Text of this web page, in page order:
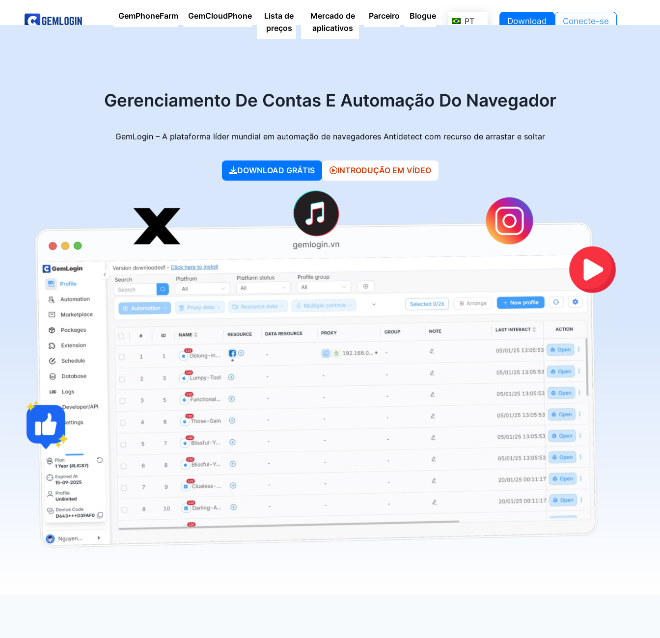
GemPhoneFarm GemCloudPhone
Lista de
preços
Mercado de
aplicativos
Parceiro Blogue
PT Download Conecte-se
Gerenciamento De Contas E Automação Do Navegador
GemLogin – A plataforma líder mundial em automação de navegadores Antidetect com recurso de arrastar e soltar
DOWNLOAD GRÁTIS INTRODUÇÃO EM VÍDEO